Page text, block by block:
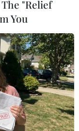
3 ngày sau
mạng, trong
đưa nhóm
các “tổ chức
lĩnh của tổ
tượng khủng
"Relief
You